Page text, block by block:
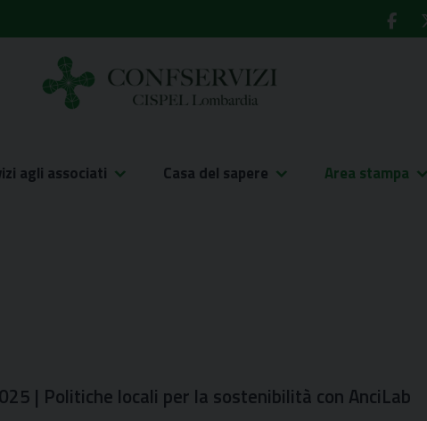
agli associati Casa del sapere Area stampa
| Politiche locali per la sostenibilità con AnciLab